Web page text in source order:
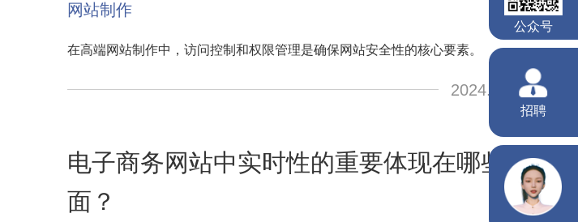
网站制作
在高端网站制作中，访问控制和权限管理是确保网站安全性的核心要素。
2024.01.19
电子商务网站中实时性的重要体现在哪些方
面？